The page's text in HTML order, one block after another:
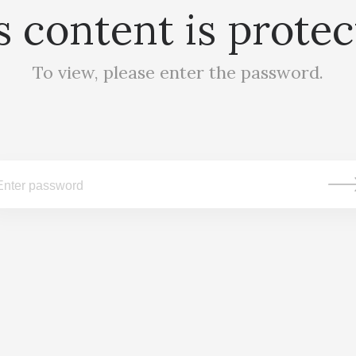
content is
To view, please enter the password.